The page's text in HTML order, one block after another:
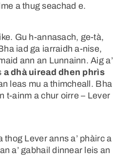
a thug seachad e.
Gu h-annasach, ge-tà,
iad ga iarraidh a-nise,
ann an Lunnainn. Aig a’
a dhà uiread dhen phrìs
leas mu a thimcheall. Bha
t-ainm a chur oirre – Lever
Lever anns a’ phàirc a
a’ gabhail dinnear leis an